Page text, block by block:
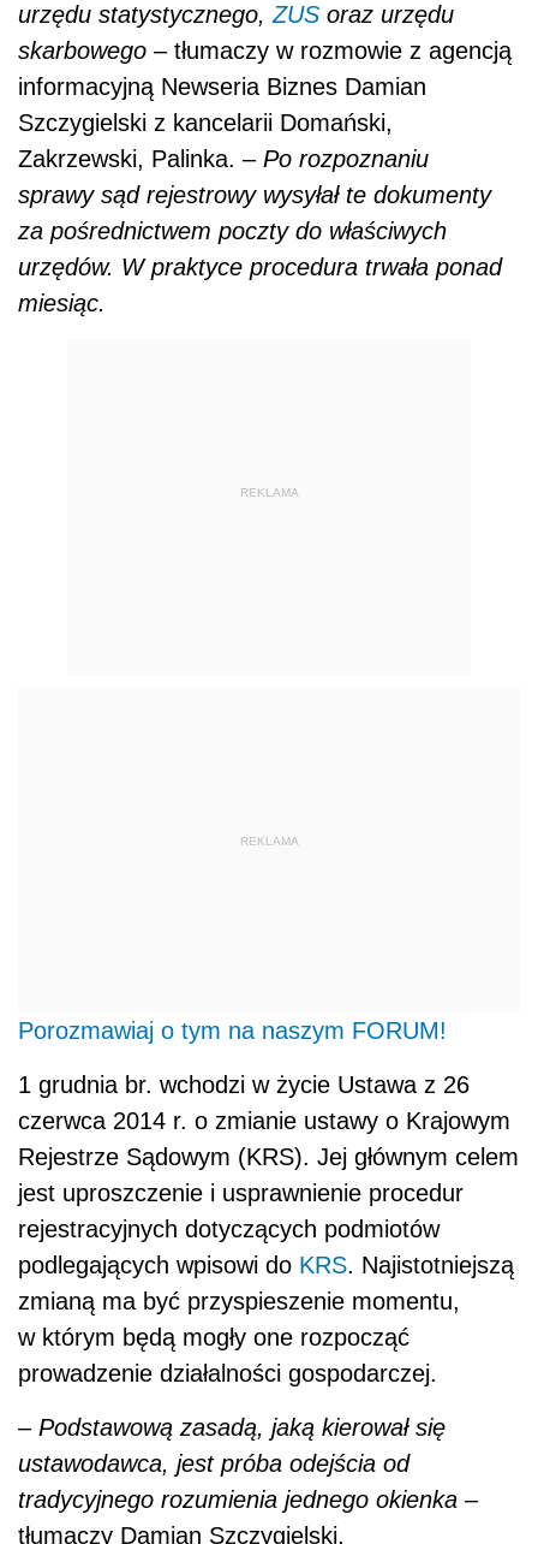
urzędu statystycznego, ZUS oraz urzędu
skarbowego – tłumaczy w rozmowie z agencją
informacyjną Newseria Biznes Damian
Szczygielski z kancelarii Domański,
Zakrzewski, Palinka. – Po rozpoznaniu
sprawy sąd rejestrowy wysyłał te dokumenty
za pośrednictwem poczty do właściwych
urzędów. W praktyce procedura trwała ponad
miesiąc.
REKLAMA
REKLAMA
Porozmawiaj o tym na naszym FORUM!
1 grudnia br. wchodzi w życie Ustawa z 26
czerwca 2014 r. o zmianie ustawy o Krajowym
Rejestrze Sądowym (KRS). Jej głównym celem
jest uproszczenie i usprawnienie procedur
rejestracyjnych dotyczących podmiotów
podlegających wpisowi do KRS. Najistotniejszą
zmianą ma być przyspieszenie momentu,
w którym będą mogły one rozpocząć
prowadzenie działalności gospodarczej.
– Podstawową zasadą, jaką kierował się
ustawodawca, jest próba odejścia od
tradycyjnego rozumienia jednego okienka –
tłumaczy Damian Szczygielski.